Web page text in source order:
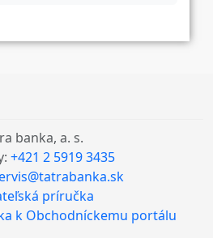
banka, a. s.
+421 2 5919 3435
príručka
k Obchodníckemu portálu